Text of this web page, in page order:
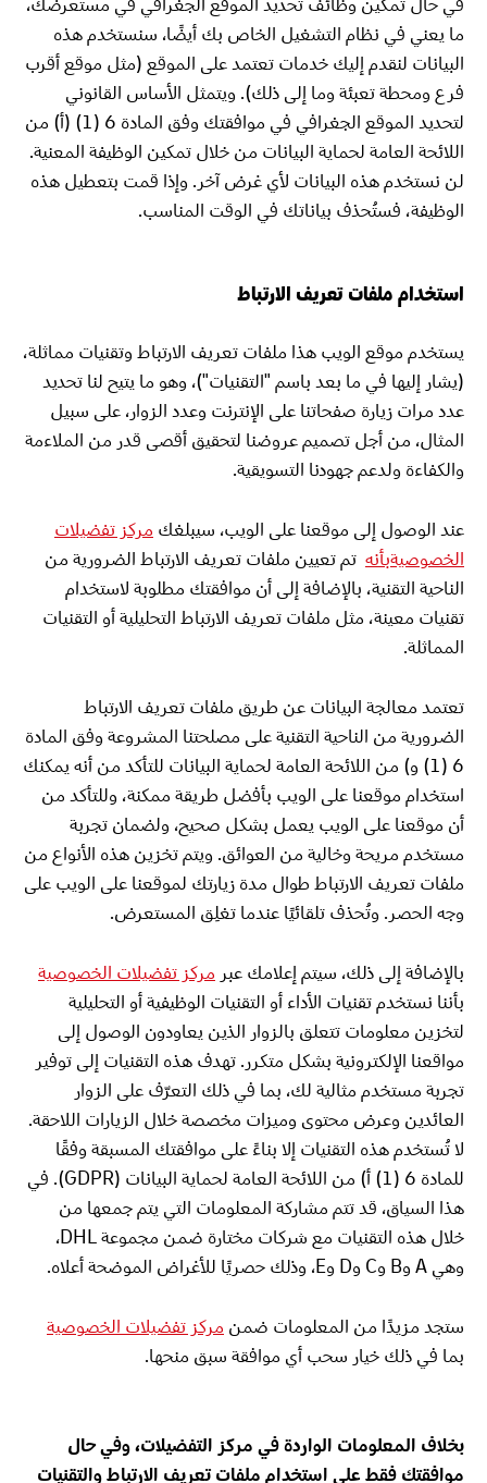
ما يعني في نظام التشغيل الخاص بك أيضًا، سنستخدم هذه
البيانات لنقدم إليك خدمات تعتمد على الموقع (مثل موقع أقرب
فرع ومحطة تعبئة وما إلى ذلك). ويتمثل الأساس القانوني
لتحديد الموقع الجغرافي في موافقتك وفق المادة 6 (1) (أ) من
اللائحة العامة لحماية البيانات من خلال تمكين الوظيفة المعنية.
لن نستخدم هذه البيانات لأي غرض آخر. وإذا قمت بتعطيل هذه
الوظيفة، فستُحذف بياناتك في الوقت المناسب.
استخدام ملفات تعريف الارتباط
يستخدم موقع الويب هذا ملفات تعريف الارتباط وتقنيات مماثلة،
(يشار إليها في ما بعد باسم "التقنيات")، وهو ما يتيح لنا تحديد
عدد مرات زيارة صفحاتنا على الإنترنت وعدد الزوار، على سبيل
المثال، من أجل تصميم عروضنا لتحقيق أقصى قدر من الملاءمة
والكفاءة ولدعم جهودنا التسويقية.
عند الوصول إلى موقعنا على الويب، سيبلغك مركز تفضيلات
الخصوصيةبأنه تم تعيين ملفات تعريف الارتباط الضرورية من
الناحية التقنية، بالإضافة إلى أن موافقتك مطلوبة لاستخدام
تقنيات معينة، مثل ملفات تعريف الارتباط التحليلية أو التقنيات
المماثلة.
تعتمد معالجة البيانات عن طريق ملفات تعريف الارتباط
الضرورية من الناحية التقنية على مصلحتنا المشروعة وفق المادة
6 (1) و) من اللائحة العامة لحماية البيانات للتأكد من أنه يمكنك
استخدام موقعنا على الويب بأفضل طريقة ممكنة، وللتأكد من
أن موقعنا على الويب يعمل بشكل صحيح، ولضمان تجربة
مستخدم مريحة وخالية من العوائق. ويتم تخزين هذه الأنواع من
ملفات تعريف الارتباط طوال مدة زيارتك لموقعنا على الويب على
وجه الحصر. وتُحذف تلقائيًا عندما تغلِق المستعرض.
بالإضافة إلى ذلك، سيتم إعلامك عبر مركز تفضيلات الخصوصية
بأننا نستخدم تقنيات الأداء أو التقنيات الوظيفية أو التحليلية
لتخزين معلومات تتعلق بالزوار الذين يعاودون الوصول إلى
مواقعنا الإلكترونية بشكل متكرر. تهدف هذه التقنيات إلى توفير
تجربة مستخدم مثالية لك، بما في ذلك التعرّف على الزوار
العائدين وعرض محتوى وميزات مخصصة خلال الزيارات اللاحقة.
لا تُستخدم هذه التقنيات إلا بناءً على موافقتك المسبقة وفقًا
للمادة 6 (1) أ) من اللائحة العامة لحماية البيانات (GDPR). في
هذا السياق، قد تتم مشاركة المعلومات التي يتم جمعها من
خلال هذه التقنيات مع شركات مختارة ضمن مجموعة DHL،
وهي A وB وC وD وE، وذلك حصريًا للأغراض الموضحة أعلاه.
ستجد مزيدًا من المعلومات ضمن مركز تفضيلات الخصوصية
بما في ذلك خيار سحب أي موافقة سبق منحها.
بخلاف المعلومات الواردة في مركز التفضيلات، وفي حال
موافقتك فقط على استخدام ملفات تعريف الارتباط والتقنيات